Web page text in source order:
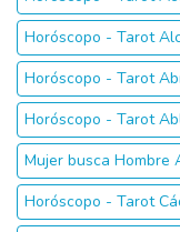
Horóscopo - Tarot
Horóscopo - Tarot
Horóscopo - Tarot
Mujer busca Hombre
Horóscopo - Tarot